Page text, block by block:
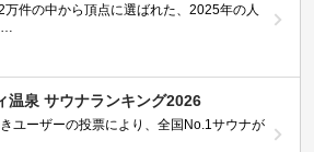
万件の中から頂点に選ばれた、2025年の人
温泉 サウナランキング2026
ユーザーの投票により、全国No.1サウナが